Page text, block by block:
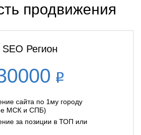
продвижения
SEO Регион
сайта по 1му городу
МСК и СПБ)
за позиции в ТОП или